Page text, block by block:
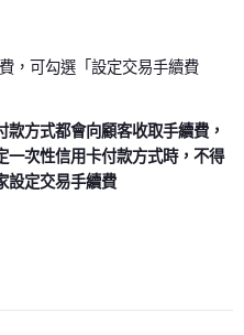
，可勾選「設定交易手續費
方式都會向顧客收取手續費，
一次性信用卡付款方式時，不得
設定交易手續費